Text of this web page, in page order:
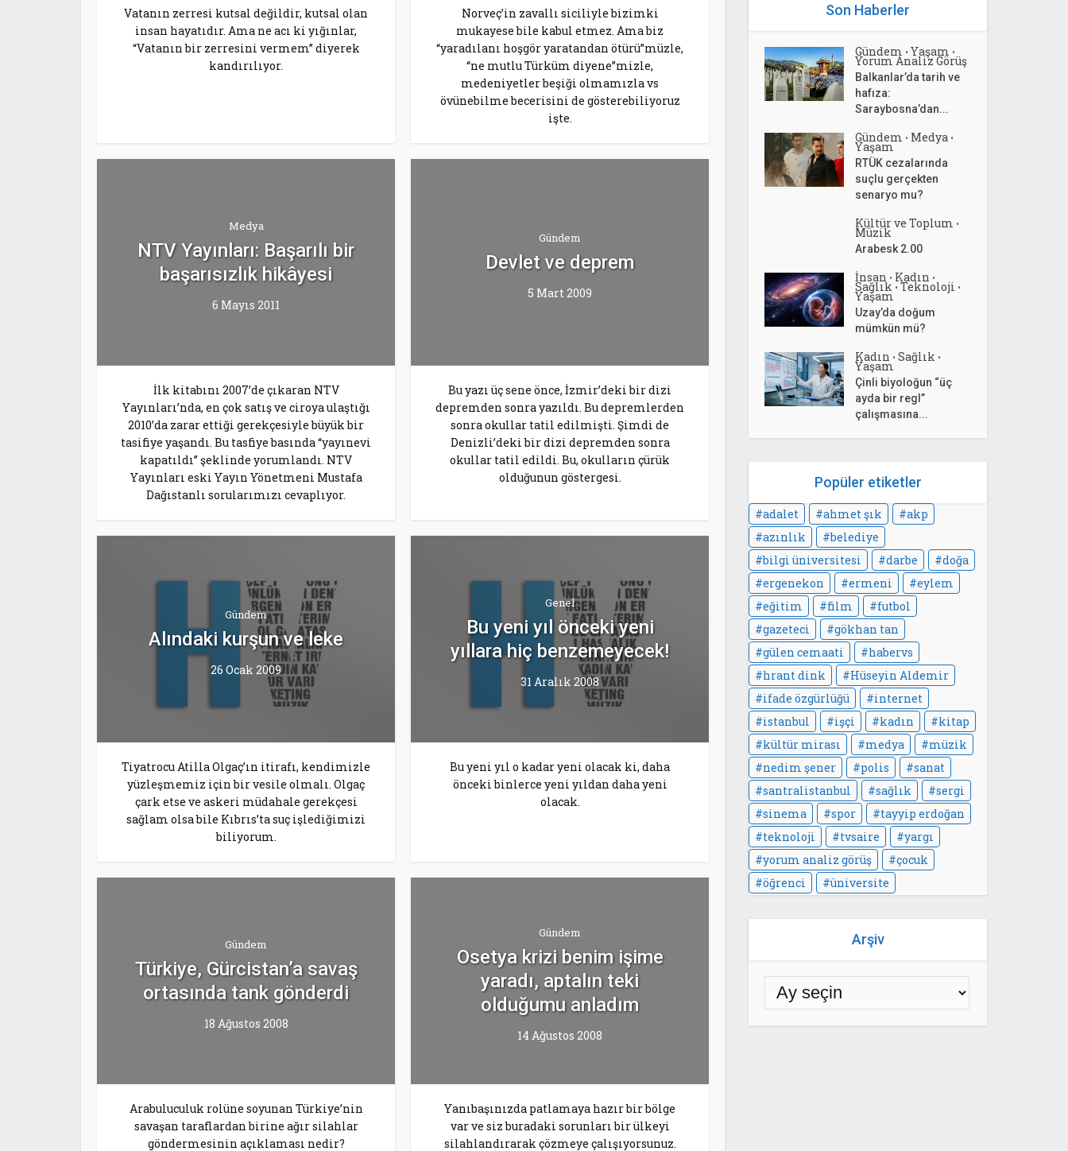
Vatanın zerresi kutsal değildir, kutsal olan
insan hayatıdır. Ama ne acı ki yığınlar,
“Vatanın bir zerresini vermem” diyerek
kandırılıyor.
Norveç’in zavallı siciliyle bizimki
mukayese bile kabul etmez. Ama biz
“yaradılanı hoşgör yaratandan ötürü”müzle,
“ne mutlu Türküm diyene”mizle,
medeniyetler beşiği olmamızla vs
övünebilme becerisini de gösterebiliyoruz
işte.
Medya
NTV Yayınları: Başarılı bir
başarısızlık hikâyesi
6 Mayıs 2011
İlk kitabını 2007’de çıkaran NTV
Yayınları’nda, en çok satış ve ciroya ulaştığı
2010’da zarar ettiği gerekçesiyle büyük bir
tasifiye yaşandı. Bu tasfiye basında “yayınevi
kapatıldı” şeklinde yorumlandı. NTV
Yayınları eski Yayın Yönetmeni Mustafa
Dağıstanlı sorularımızı cevaplıyor.
Gündem
Devlet ve deprem
5 Mart 2009
Bu yazı üç sene önce, İzmir’deki bir dizi
depremden sonra yazıldı. Bu depremlerden
sonra okullar tatil edilmişti. Şimdi de
Denizli’deki bir dizi depremden sonra
okullar tatil edildi. Bu, okulların çürük
olduğunun göstergesi.
Gündem
Alındaki kurşun ve leke
26 Ocak 2009
Tiyatrocu Atilla Olgaç’ın itirafı, kendimizle
yüzleşmemiz için bir vesile olmalı. Olgaç
çark etse ve askeri müdahale gerekçesi
sağlam olsa bile Kıbrıs’ta suç işlediğimizi
biliyorum.
Genel
Bu yeni yıl önceki yeni
yıllara hiç benzemeyecek!
31 Aralık 2008
Bu yeni yıl o kadar yeni olacak ki, daha
önceki binlerce yeni yıldan daha yeni
olacak.
Gündem
Türkiye, Gürcistan’a savaş
ortasında tank gönderdi
18 Ağustos 2008
Arabuluculuk rolüne soyunan Türkiye’nin
savaşan taraflardan birine ağır silahlar
göndermesinin açıklaması nedir?
Gündem
Osetya krizi benim işime
yaradı, aptalın teki
olduğumu anladım
14 Ağustos 2008
Yanıbaşınızda patlamaya hazır bir bölge
var ve siz buradaki sorunları bir ülkeyi
silahlandırarak çözmeye çalışıyorsunuz.
Son Haberler
Gündem • Yaşam •
Yorum Analiz Görüş
Balkanlar’da tarih ve
hafıza:
Saraybosna’dan...
Gündem • Medya •
Yaşam
RTÜK cezalarında
suçlu gerçekten
senaryo mu?
Kültür ve Toplum •
Müzik
Arabesk 2.00
İnsan • Kadın •
Sağlık • Teknoloji •
Yaşam
Uzay’da doğum
mümkün mü?
Kadın • Sağlık •
Yaşam
Çinli biyoloğun “üç
ayda bir regl”
çalışmasına...
Popüler etiketler
adalet ahmet şık
akp
azınlık
belediye
bilgi üniversitesi
darbe
doğa
ergenekon
ermeni
eylem
eğitim
film
futbol
gazeteci
gökhan tan
gülen cemaati
habervs
hrant dink
Hüseyin Aldemir
ifade özgürlüğü
internet
istanbul
işçi kadın
kitap
kültür mirası
medya
müzik
nedim şener
polis
sanat
santralistanbul
sağlık
sergi
sinema
spor
tayyip erdoğan
teknoloji
tvsaire
yargı
yorum analiz görüş
çocuk
öğrenci
üniversite
Arşiv